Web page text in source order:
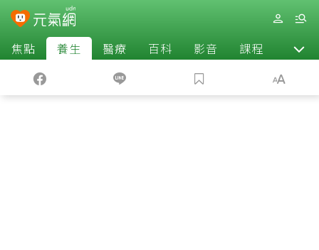
焦點 養生 醫療 百科 影音 課程 退休